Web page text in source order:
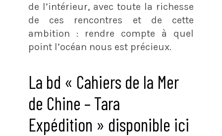
de l’intérieur, avec toute la richesse
de ces rencontres et de cette
ambition : rendre compte à quel
point l’océan nous est précieux.
La bd « Cahiers de la Mer
de Chine – Tara
Expédition » disponible ici